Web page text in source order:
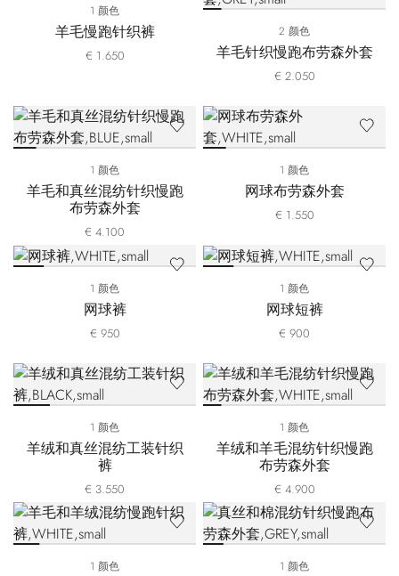
1 颜色
羊毛慢跑针织裤
€ 1.650
2 颜色
羊毛针织慢跑布劳森外套
€ 2.050
1 颜色
羊毛和真丝混纺针织慢跑
布劳森外套
€ 4.100
1 颜色
网球布劳森外套
€ 1.550
1 颜色
网球裤
€ 950
1 颜色
网球短裤
€ 900
1 颜色
羊绒和真丝混纺工装针织
裤
€ 3.550
1 颜色
羊绒和羊毛混纺针织慢跑
布劳森外套
€ 4.900
1 颜色 1 颜色